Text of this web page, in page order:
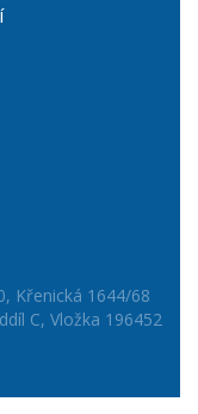
Křenická 1644/68
C, Vložka 196452